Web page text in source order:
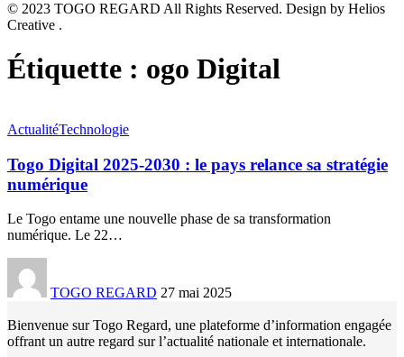
© 2023 TOGO REGARD All Rights Reserved. Design by Helios
Creative .
Étiquette : ogo Digital
ActualitéTechnologie
Togo Digital 2025-2030 : le pays relance sa stratégie
numérique
Le Togo entame une nouvelle phase de sa transformation
numérique. Le 22…
TOGO REGARD 27 mai 2025
Bienvenue sur Togo Regard, une plateforme d’information engagée
offrant un autre regard sur l’actualité nationale et internationale.